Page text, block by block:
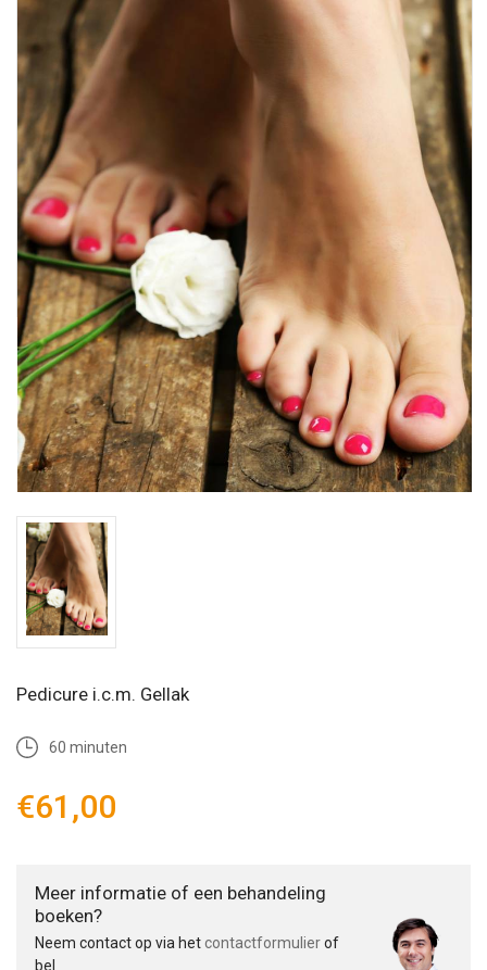
Pedicure i.c.m. Gellak
60 minuten
€61,00
Meer informatie of een behandeling
boeken?
Neem contact op via hetcontactformulierof
bel